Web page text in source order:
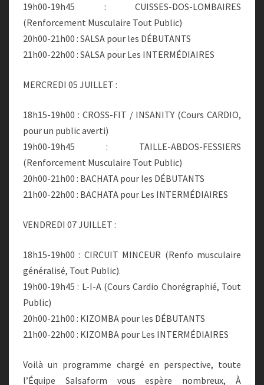
19h00-19h45 : CUISSES-DOS-LOMBAIRES
(Renforcement Musculaire Tout Public)
20h00-21h00 : SALSA pour les DÉBUTANTS
21h00-22h00 : SALSA pour Les INTERMÉDIAIRES
MERCREDI 05 JUILLET :
18h15-19h00 : CROSS-FIT / INSANITY (Cours CARDIO,
pour un public averti)
19h00-19h45 : TAILLE-ABDOS-FESSIERS
(Renforcement Musculaire Tout Public)
20h00-21h00 : BACHATA pour les DÉBUTANTS
21h00-22h00 : BACHATA pour Les INTERMÉDIAIRES
VENDREDI 07 JUILLET :
18h15-19h00 : CIRCUIT MINCEUR (Renfo musculaire
généralisé, Tout Public).
19h00-19h45 : L-I-A (Cours Cardio Chorégraphié, Tout
Public)
20h00-21h00 : KIZOMBA pour les DÉBUTANTS
21h00-22h00 : KIZOMBA pour Les INTERMÉDIAIRES
Voilà un programme chargé en perspective, toute
l’Équipe Salsaform vous espère nombreux, À